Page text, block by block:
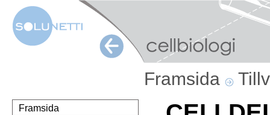
Framsida
Framsida